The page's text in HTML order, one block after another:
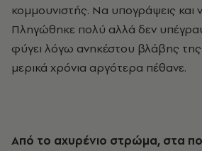
κομμουνιστής. Να υπογράψεις και
Πληγώθηκε πολύ αλλά δεν
φύγει λόγω ανηκέστου βλάβης της
μερικά χρόνια αργότερα πέθανε.
Από το αχυρένιο στρώμα, στα